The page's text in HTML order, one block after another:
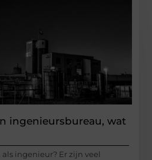
ingenieursbureau, wat
ingenieur? Er zijn veel